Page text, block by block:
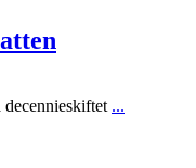
decennieskiftet ...